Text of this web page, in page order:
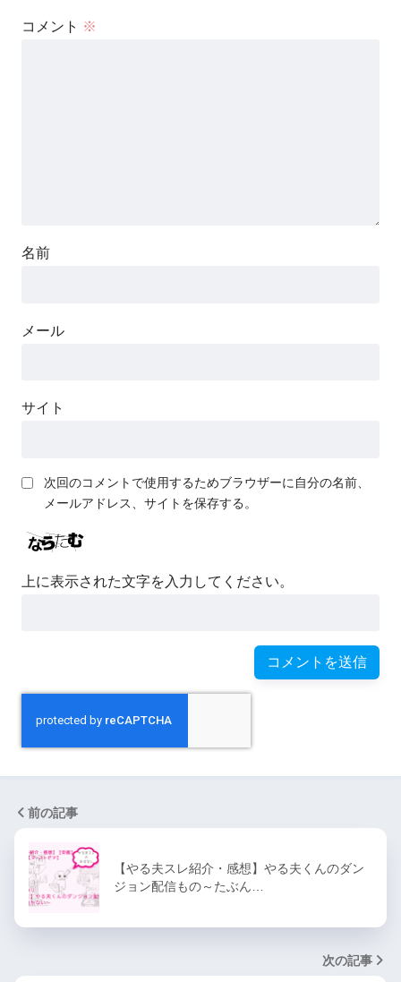
コメント ※
名前
メール
サイト
次回のコメントで使用するためブラウザーに自分の名前、
メールアドレス、サイトを保存する。
上に表示された文字を入力してください。
前の記事
【やる夫スレ紹介・感想】やる夫くんのダン
ジョン配信もの～たぶん…
次の記事